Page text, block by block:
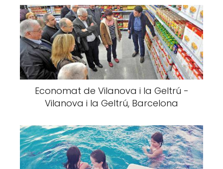
Economat de Vilanova i la Geltrú -
Vilanova i la Geltrú, Barcelona